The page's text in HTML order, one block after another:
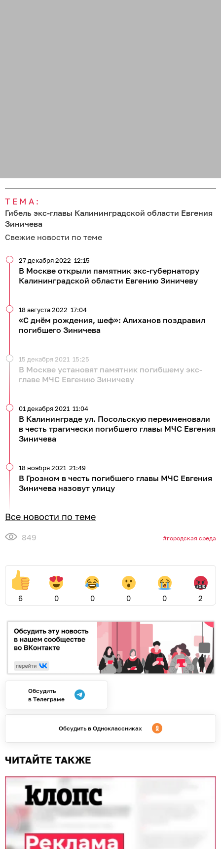
ТЕМА:
Гибель экс-главы Калининградской области Евгения
Зиничева
Свежие новости по теме
В Москве открыли памятник экс-губернатору
Калининградской области Евгению Зиничеву
27 декабря 2022 12:15
«С днём рождения, шеф»: Алиханов поздравил
погибшего Зиничева
18 августа 2022 17:04
В Москве установят памятник погибшему экс-
главе МЧС Евгению Зиничеву
15 декабря 2021 15:25
В Калининграде ул. Посольскую переименовали
в честь трагически погибшего главы МЧС Евгения
Зиничева
01 декабря 2021 11:04
В Грозном в честь погибшего главы МЧС Евгения
Зиничева назовут улицу
18 ноября 2021 21:49
Все новости по теме
849 городская среда
6 0 0 0 0 2
Обсудить
в Телеграме
Обсудить в Одноклассниках
ЧИТАЙТЕ ТАКЖЕ